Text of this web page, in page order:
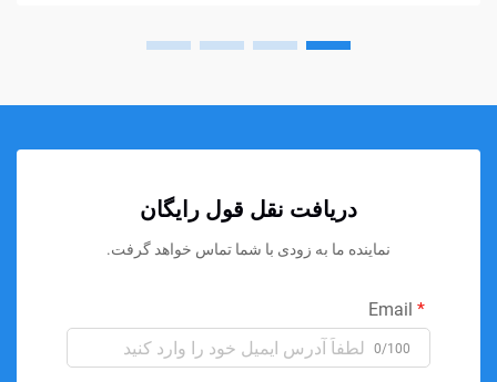
دریافت نقل قول رایگان
نماینده ما به زودی با شما تماس خواهد گرفت.
0/100